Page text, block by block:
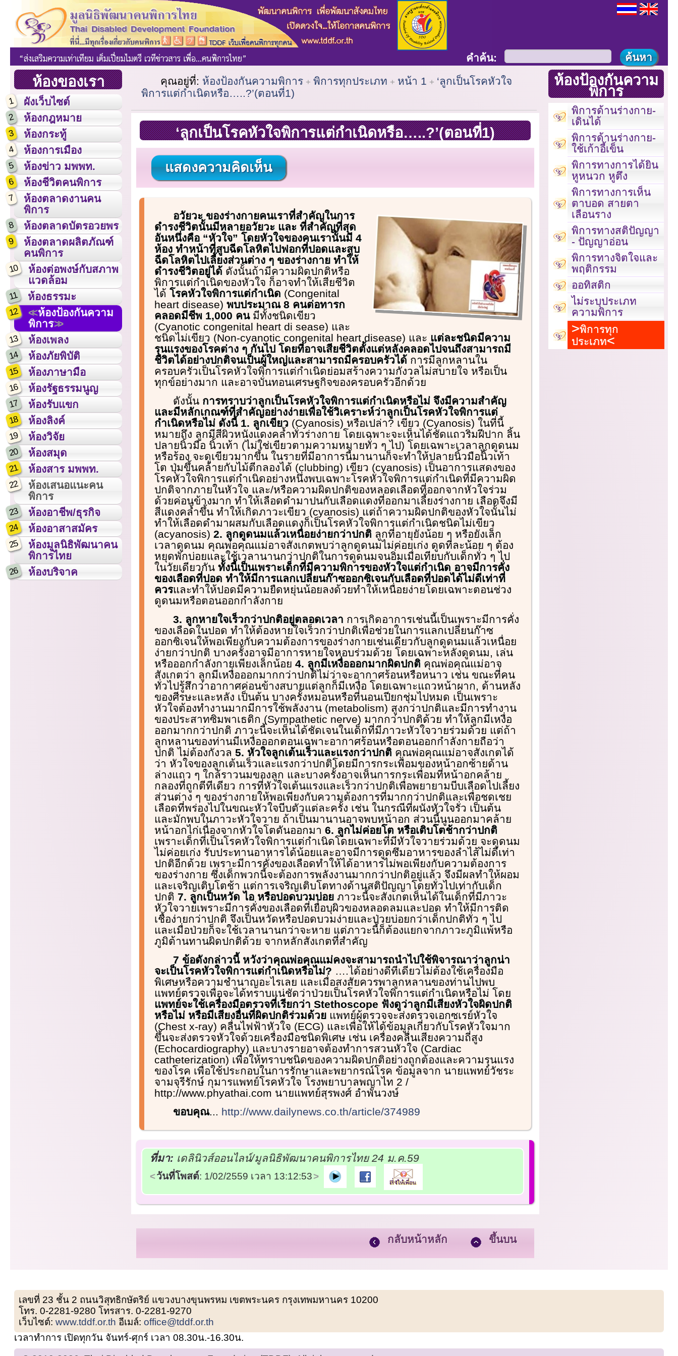
ห้องของเรา
1 ผังเว็บไซต์
2 ห้องกฎหมาย
3 ห้องกระทู้
4 ห้องการเมือง
5 ห้องข่าว มพพท.
6 ห้องชีวิตคนพิการ
7
ห้องตลาดงานคน
พิการ
8 ห้องตลาดบัตรอวยพร
9
ห้องตลาดผลิตภัณฑ์
คนพิการ
10
ห้องต่อพงษ์กับสภาพ
แวดล้อม
11 ห้องธรรมะ
12
ห้องป้องกันความ
พิการ
13 ห้องเพลง
14 ห้องภัยพิบัติ
15 ห้องภาษามือ
16 ห้องรัฐธรรมนูญ
17 ห้องรับแขก
18 ห้องลิงค์
19 ห้องวิจัย
20 ห้องสมุด
21 ห้องสาร มพพท.
22
ห้องเสนอแนะคน
พิการ
23 ห้องอาชีพ/ธุรกิจ
24 ห้องอาสาสมัคร
25
ห้องมูลนิธิพัฒนาคน
พิการไทย
26 ห้องบริจาค
คำค้น:
คุณอยู่ที่: ห้องป้องกันความพิการ พิการทุกประเภท หน้า 1
‘ลูกเป็นโรคหัวใจ
พิการแต่กำเนิดหรือ…..?’(ตอนที่1)
‘ลูกเป็นโรคหัวใจพิการแต่กำเนิดหรือ…..?’(ตอนที่1)
แสดงความคิดเห็น
อวัยวะ ของร่างกายคนเราที่สำคัญในการ
ดำรงชีวิตนั้นมีหลายอวัยวะ และ ที่สำคัญที่สุด
อันหนึ่งคือ “หัวใจ” โดยหัวใจของคนเรานั้นมี 4
ห้อง ทำหน้าที่สูบฉีดโลหิตไปฟอกที่ปอดและสูบ
ฉีดโลหิตไปเลี้ยงส่วนต่าง ๆ ของร่างกาย ทำให้
ดำรงชีวิตอยู่ได้ดังนั้นถ้ามีความผิดปกติหรือ
พิการแต่กำเนิดของหัวใจ ก็อาจทำให้เสียชีวิต
ได้ โรคหัวใจพิการแต่กำเนิด (Congenital
heart disease) พบประมาณ 8 คนต่อทารก
คลอดมีชีพ 1,000 คนมีทั้งชนิดเขียว
(Cyanotic congenital heart di sease) และ
ชนิดไม่เขียว (Non-cyanotic congenital heart disease) และ แต่ละชนิดมีความ
รุนแรงของโรคต่าง ๆ กันไป โดยที่อาจเสียชีวิตตั้งแต่หลังคลอดไปจนถึงสามารถมี
ชีวิตได้อย่างปกติจนเป็นผู้ใหญ่และสามารถมีครอบครัวได้การมีลูกหลานใน
ครอบครัวเป็นโรคหัวใจพิการแต่กำเนิดย่อมสร้างความกังวลไม่สบายใจ หรือเป็น
ทุกข์อย่างมาก และอาจบั่นทอนเศรษฐกิจของครอบครัวอีกด้วย
ดังนั้น การทราบว่าลูกเป็นโรคหัวใจพิการแต่กำเนิดหรือไม่ จึงมีความสำคัญ
และมีหลักเกณฑ์ที่สำคัญอย่างง่ายเพื่อใช้วิเคราะห์ว่าลูกเป็นโรคหัวใจพิการแต่
กำเนิดหรือไม่ ดังนี้ 1. ลูกเขียว(Cyanosis) หรือเปล่า? เขียว (Cyanosis) ในที่นี้
หมายถึง ลูกมีสีผิวหนังแดงคล้ำทั่วร่างกาย โดยเฉพาะจะเห็นได้ชัดแถวริมฝีปาก ลิ้น
ปลายนิ้วมือ นิ้วเท้า (ไม่ใช่เขียวตามความหมายทั่ว ๆ ไป) โดยเฉพาะเวลาลูกดูดนม
หรือร้อง จะดูเขียวมากขึ้น ในรายที่มีอาการนี้มานานก็จะทำให้ปลายนิ้วมือนิ้วเท้า
โต ปุ่มขึ้นคล้ายกับไม้ตีกลองได้ (clubbing) เขียว (cyanosis) เป็นอาการแสดงของ
โรคหัวใจพิการแต่กำเนิดอย่างหนึ่งพบเฉพาะโรคหัวใจพิการแต่กำเนิดที่มีความผิด
ปกติจากภายในหัวใจ และ/หรือความผิดปกติของหลอดเลือดที่ออกจากหัวใจร่วม
ด้วยค่อนข้างมาก ทำให้เลือดดำมาปนกับเลือดแดงที่ออกมาเลี้ยงร่างกาย เลือดจึงมี
สีแดงคล้ำขึ้น ทำให้เกิดภาวะเขียว (cyanosis) แต่ถ้าความผิดปกติของหัวใจนั้นไม่
ทำให้เลือดดำมาผสมกับเลือดแดงก็เป็นโรคหัวใจพิการแต่กำเนิดชนิดไม่เขียว
(acyanosis) 2. ลูกดูดนมแล้วเหนื่อยง่ายกว่าปกติลูกที่อายุยังน้อย ๆ หรือยังเล็ก
เวลาดูดนม คุณพ่อคุณแม่อาจสังเกตพบว่าลูกดูดนมไม่ค่อยเก่ง ดูดทีละน้อย ๆ ต้อง
หยุดพักบ่อยและใช้เวลานานกว่าปกติในการดูดนมจนอิ่มเมื่อเทียบกับเด็กทั่ว ๆ ไป
ในวัยเดียวกัน ทั้งนี้เป็นเพราะเด็กที่มีความพิการของหัวใจแต่กำเนิด อาจมีการคั่ง
ของเลือดที่ปอด ทำให้มีการแลกเปลี่ยนก๊าซออกซิเจนกับเลือดที่ปอดได้ไม่ดีเท่าที่
ควรและทำให้ปอดมีความยืดหยุ่นน้อยลงด้วยทำให้เหนื่อยง่ายโดยเฉพาะตอนช่วง
ดูดนมหรือตอนออกกำลังกาย
3. ลูกหายใจเร็วกว่าปกติอยู่ตลอดเวลา การเกิดอาการเช่นนี้เป็นเพราะมีการคั่ง
ของเลือดในปอด ทำให้ต้องหายใจเร็วกว่าปกติเพื่อช่วยในการแลกเปลี่ยนก๊าซ
ออกซิเจนให้พอเพียงกับความต้องการของร่างกายเช่นเดียวกับลูกดูดนมแล้วเหนื่อย
ง่ายกว่าปกติ บางครั้งอาจมีอาการหายใจหอบร่วมด้วย โดยเฉพาะหลังดูดนม, เล่น
หรือออกกำลังกายเพียงเล็กน้อย 4. ลูกมีเหงื่อออกมากผิดปกติคุณพ่อคุณแม่อาจ
สังเกตว่า ลูกมีเหงื่อออกมากกว่าปกติไม่ว่าจะอากาศร้อนหรือหนาว เช่น ขณะที่คน
ทั่วไปรู้สึกว่าอากาศค่อนข้างสบายแต่ลูกก็มีเหงื่อ โดยเฉพาะแถวหน้าผาก, ด้านหลัง
ของศีรษะและหลัง เป็นต้น บางครั้งหมอนหรือที่นอนเปียกชุ่มไปหมด เป็นเพราะ
หัวใจต้องทำงานมากมีการใช้พลังงาน (metabolism) สูงกว่าปกติและมีการทำงาน
ของประสาทซิมพาเธติก (Sympathetic nerve) มากกว่าปกติด้วย ทำให้ลูกมีเหงื่อ
ออกมากกว่าปกติ ภาวะนี้จะเห็นได้ชัดเจนในเด็กที่มีภาวะหัวใจวายร่วมด้วย แต่ถ้า
ลูกหลานของท่านมีเหงื่อออกตอนเฉพาะอากาศร้อนหรือตอนออกกำลังกายถือว่า
ปกติ ไม่ต้องกังวล 5. หัวใจลูกเต้นเร็วและแรงกว่าปกติคุณพ่อคุณแม่อาจสังเกตได้
ว่า หัวใจของลูกเต้นเร็วและแรงกว่าปกติโดยมีการกระเพื่อมของหน้าอกซ้ายด้าน
ล่างแถว ๆ ใกล้ราวนมของลูก และบางครั้งอาจเห็นการกระเพื่อมที่หน้าอกคล้าย
กลองที่ถูกตีทีเดียว การที่หัวใจเต้นแรงและเร็วกว่าปกติเพื่อพยายามบีบเลือดไปเลี้ยง
ส่วนต่าง ๆ ของร่างกายให้พอเพียงกับความต้องการที่มากกว่าปกติและเพื่อชดเชย
เลือดที่พร่องไปในขณะหัวใจบีบตัวแต่ละครั้ง เช่น ในกรณีที่ผนังหัวใจรั่ว เป็นต้น
และมักพบในภาวะหัวใจวาย ถ้าเป็นมานานอาจพบหน้าอก ส่วนนี้นูนออกมาคล้าย
หน้าอกไก่เนื่องจากหัวใจโตดันออกมา 6. ลูกไม่ค่อยโต หรือเติบโตช้ากว่าปกติ
เพราะเด็กที่เป็นโรคหัวใจพิการแต่กำเนิดโดยเฉพาะที่มีหัวใจวายร่วมด้วย จะดูดนม
ไม่ค่อยเก่ง รับประทานอาหารได้น้อยและอาจมีการดูดซึมอาหารของลำไส้ไม่ดีเท่า
ปกติอีกด้วย เพราะมีการคั่งของเลือดทำให้ได้อาหารไม่พอเพียงกับความต้องการ
ของร่างกาย ซึ่งเด็กพวกนี้จะต้องการพลังงานมากกว่าปกติอยู่แล้ว จึงมีผลทำให้ผอม
และเจริญเติบโตช้า แต่การเจริญเติบโตทางด้านสติปัญญาโดยทั่วไปเท่ากับเด็ก
ปกติ 7. ลูกเป็นหวัด ไอ หรือปอดบวมบ่อยภาวะนี้จะสังเกตเห็นได้ในเด็กที่มีภาวะ
หัวใจวายเพราะมีการคั่งของเลือดที่เยื่อบุผิวของหลอดลมและปอด ทำให้มีการติด
เชื้อง่ายกว่าปกติ จึงเป็นหวัดหรือปอดบวมง่ายและป่วยบ่อยกว่าเด็กปกติทั่ว ๆ ไป
และเมื่อป่วยก็จะใช้เวลานานกว่าจะหาย แต่ภาวะนี้ก็ต้องแยกจากภาวะภูมิแพ้หรือ
ภูมิต้านทานผิดปกติด้วย จากหลักสังเกตที่สำคัญ
7 ข้อดังกล่าวนี้ หวังว่าคุณพ่อคุณแม่คงจะสามารถนำไปใช้พิจารณาว่าลูกน่า
จะเป็นโรคหัวใจพิการแต่กำเนิดหรือไม่?
….ได้อย่างดีทีเดียวไม่ต้องใช้เครื่องมือ
พิเศษหรือความชำนาญอะไรเลย และเมื่อสงสัยควรพาลูกหลานของท่านไปพบ
แพทย์ตรวจเพื่อจะได้ทราบแน่ชัดว่าป่วยเป็นโรคหัวใจพิการแต่กำเนิดหรือไม่ โดย
แพทย์จะใช้เครื่องมือตรวจที่เรียกว่า Stethoscope ฟังดูว่าลูกมีเสียงหัวใจผิดปกติ
หรือไม่ หรือมีเสียงอื่นที่ผิดปกติร่วมด้วยแพทย์ผู้ตรวจจะส่งตรวจเอกซเรย์หัวใจ
(Chest x-ray) คลื่นไฟฟ้าหัวใจ (ECG) และเพื่อให้ได้ข้อมูลเกี่ยวกับโรคหัวใจมาก
ขึ้นจะส่งตรวจหัวใจด้วยเครื่องมือชนิดพิเศษ เช่น เครื่องคลื่นเสียงความถี่สูง
(Echocardiography) และบางรายอาจต้องทำการสวนหัวใจ (Cardiac
catheterization) เพื่อให้ทราบชนิดของความผิดปกติอย่างถูกต้องและความรุนแรง
ของโรค เพื่อใช้ประกอบในการรักษาและพยากรณ์โรค ข้อมูลจาก นายแพทย์วัชระ
จามจุรีรักษ์ กุมารแพทย์โรคหัวใจ โรงพยาบาลพญาไท 2 /
http://www.phyathai.com นายแพทย์สุรพงศ์ อำพันวงษ์
ขอบคุณ... http://www.dailynews.co.th/article/374989
ที่มา: เดลินิวส์ออนไลน์/มูลนิธิพัฒนาคนพิการไทย 24 ม.ค.59
วันที่โพสต์: 1/02/2559 เวลา 13:12:53
กลับหน้าหลัก ขึ้นบน
ห้องป้องกันความ
พิการ
พิการด้านร่างกาย-
เดินได้
พิการด้านร่างกาย-
ใช้เก้าอี้เข็น
พิการทางการได้ยิน
หูหนวก หูตึง
พิการทางการเห็น
ตาบอด สายตา
เลือนราง
พิการทางสติปัญญา
- ปัญญาอ่อน
พิการทางจิตใจและ
พฤติกรรม
ออทิสติก
ไม่ระบุประเภท
ความพิการ
พิการทุก
ประเภท
เลขที่ 23 ชั้น 2 ถนนวิสุทธิกษัตริย์ แขวงบางขุนพรหม เขตพระนคร กรุงเทพมหานคร 10200
โทร. 0-2281-9280 โทรสาร. 0-2281-9270
เว็บไซต์:www.tddf.or.th อีเมล์:office@tddf.or.th
เวลาทำการ เปิดทุกวัน จันทร์-ศุกร์ เวลา 08.30น.-16.30น.